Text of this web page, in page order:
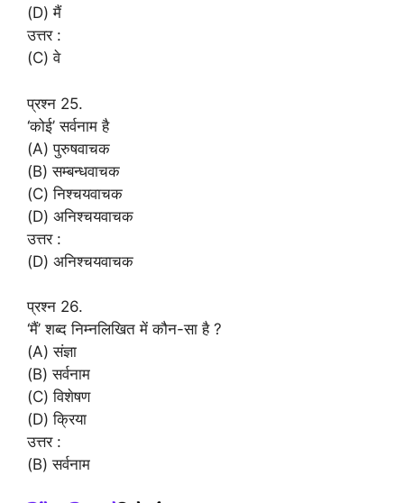
(D) मैं
उत्तर :
(C) वे
प्रश्न 25.
‘कोई’ सर्वनाम है
(A) पुरुषवाचक
(B) सम्बन्धवाचक
(C) निश्चयवाचक
(D) अनिश्चयवाचक
उत्तर :
(D) अनिश्चयवाचक
प्रश्न 26.
‘मैं’ शब्द निम्नलिखित में कौन-सा है ?
(A) संज्ञा
(B) सर्वनाम
(C) विशेषण
(D) क्रिया
उत्तर :
(B) सर्वनाम